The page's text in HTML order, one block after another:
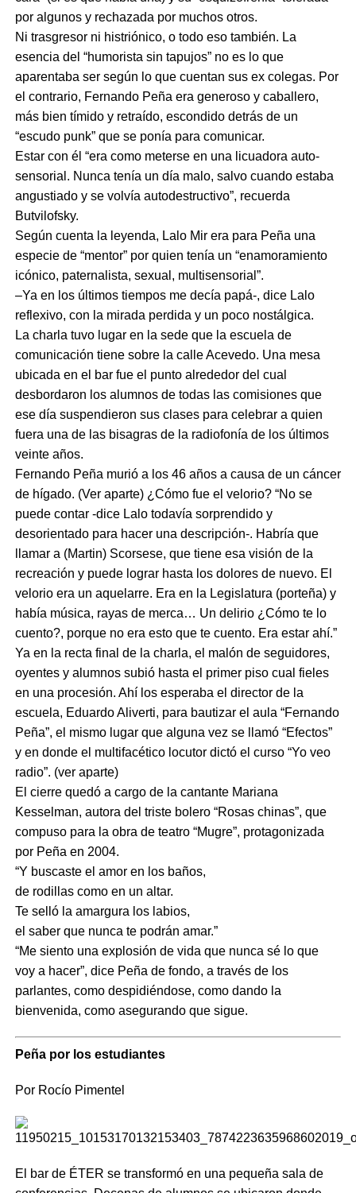
por algunos y rechazada por muchos otros.
Ni trasgresor ni histriónico, o todo eso también. La
esencia del “humorista sin tapujos” no es lo que
aparentaba ser según lo que cuentan sus ex colegas. Por
el contrario, Fernando Peña era generoso y caballero,
más bien tímido y retraído, escondido detrás de un
“escudo punk” que se ponía para comunicar.
Estar con él “era como meterse en una licuadora auto-
sensorial. Nunca tenía un día malo, salvo cuando estaba
angustiado y se volvía autodestructivo”, recuerda
Butvilofsky.
Según cuenta la leyenda, Lalo Mir era para Peña una
especie de “mentor” por quien tenía un “enamoramiento
icónico, paternalista, sexual, multisensorial”.
–Ya en los últimos tiempos me decía papá-, dice Lalo
reflexivo, con la mirada perdida y un poco nostálgica.
La charla tuvo lugar en la sede que la escuela de
comunicación tiene sobre la calle Acevedo. Una mesa
ubicada en el bar fue el punto alrededor del cual
desbordaron los alumnos de todas las comisiones que
ese día suspendieron sus clases para celebrar a quien
fuera una de las bisagras de la radiofonía de los últimos
veinte años.
Fernando Peña murió a los 46 años a causa de un cáncer
de hígado. (Ver aparte) ¿Cómo fue el velorio? “No se
puede contar -dice Lalo todavía sorprendido y
desorientado para hacer una descripción-. Habría que
llamar a (Martin) Scorsese, que tiene esa visión de la
recreación y puede lograr hasta los dolores de nuevo. El
velorio era un aquelarre. Era en la Legislatura (porteña) y
había música, rayas de merca… Un delirio ¿Cómo te lo
cuento?, porque no era esto que te cuento. Era estar ahí.”
Ya en la recta final de la charla, el malón de seguidores,
oyentes y alumnos subió hasta el primer piso cual fieles
en una procesión. Ahí los esperaba el director de la
escuela, Eduardo Aliverti, para bautizar el aula “Fernando
Peña”, el mismo lugar que alguna vez se llamó “Efectos”
y en donde el multifacético locutor dictó el curso “Yo veo
radio”. (ver aparte)
El cierre quedó a cargo de la cantante Mariana
Kesselman, autora del triste bolero “Rosas chinas”, que
compuso para la obra de teatro “Mugre”, protagonizada
por Peña en 2004.
“Y buscaste el amor en los baños,
de rodillas como en un altar.
Te selló la amargura los labios,
el saber que nunca te podrán amar.”
“Me siento una explosión de vida que nunca sé lo que
voy a hacer”, dice Peña de fondo, a través de los
parlantes, como despidiéndose, como dando la
bienvenida, como asegurando que sigue.
Peña por los estudiantes
Por Rocío Pimentel
El bar de ÉTER se transformó en una pequeña sala de